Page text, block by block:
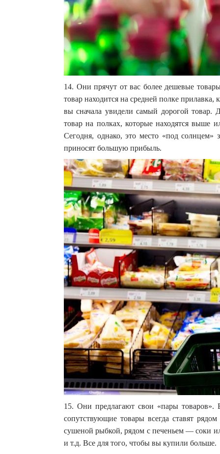
14. Они прячут от вас более дешевые
товар находится на средней полке
вы сначала увидели самый дорогой товар.
товар на полках, которые находятся выше
Сегодня, однако, это место «под солнцем»
приносят большую прибыль.
15. Они предлагают свои «пары
сопутствующие товары всегда ставят
сушеной рыбкой, рядом с печеньем — соки
и т.д. Все для того, чтобы вы купили больше.